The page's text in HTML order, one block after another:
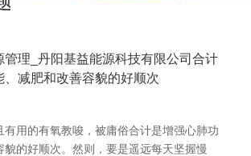
管理_丹阳基益能源科技有限公司合计
、减肥和改善容貌的好顺次
有用的有氧教唆，被庸俗合计是增强心肺功
貌的好顺次。然则，要是遥远每天坚握慢